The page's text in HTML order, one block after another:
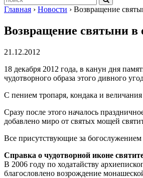
Главная › Новости › Возвращение
Возвращение святыни в
21.12.2012
18 декабря 2012 года, в канун дня
чудотворного образа этого дивного
С пением тропаря, кондака и
Сразу после этого началось
добавлено миро от святых мощей
Все присутствующие за
Справка о чудотворной иконе
В 2006 году по ходатайству
благословлено возрождение